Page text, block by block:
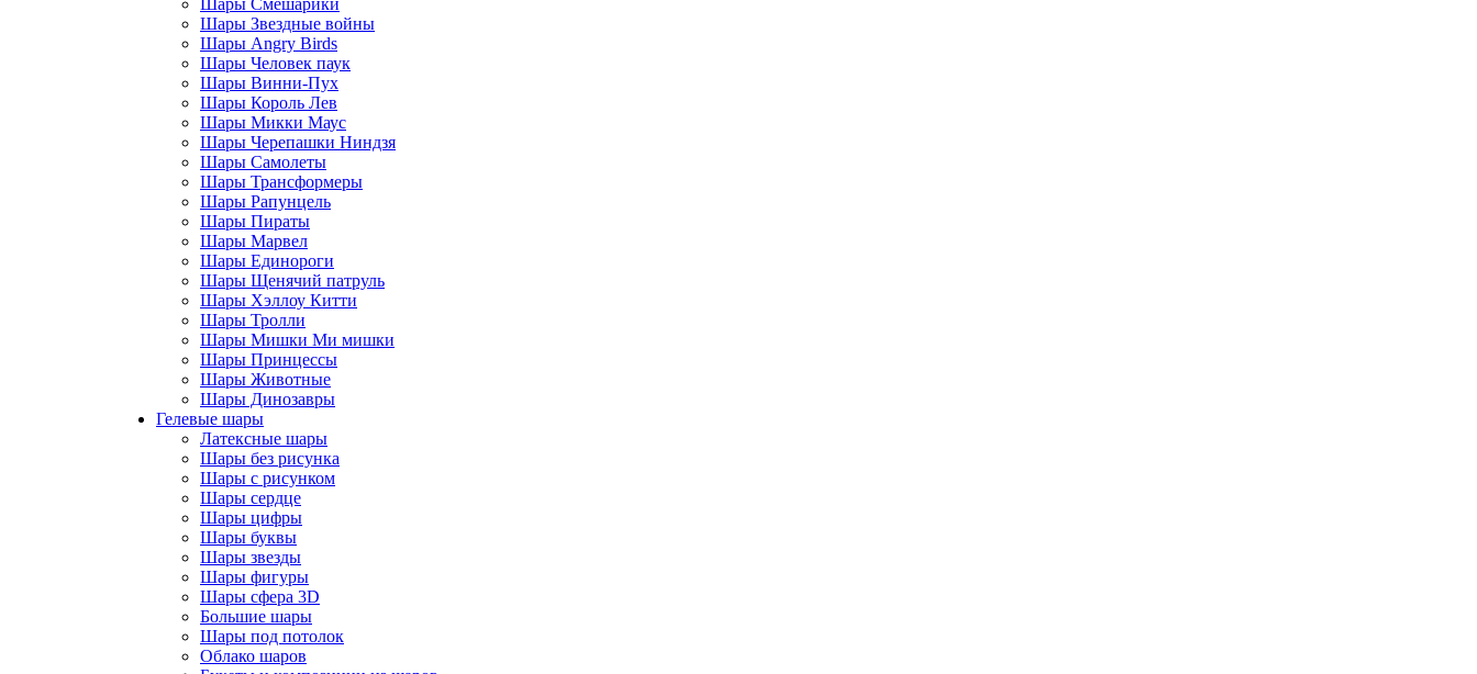
Шары Смешарики
Шары Звездные войны
Шары Angry Birds
Шары Человек паук
Шары Винни-Пух
Шары Король Лев
Шары Микки Маус
Шары Черепашки Ниндзя
Шары Самолеты
Шары Трансформеры
Шары Рапунцель
Шары Пираты
Шары Марвел
Шары Единороги
Шары Щенячий патруль
Шары Хэллоу Китти
Шары Тролли
Шары Мишки Ми мишки
Шары Принцессы
Шары Животные
Шары Динозавры
Гелевые шары
Латексные шары
Шары без рисунка
Шары с рисунком
Шары сердце
Шары цифры
Шары буквы
Шары звезды
Шары фигуры
Шары сфера 3D
Большие шары
Шары под потолок
Облако шаров